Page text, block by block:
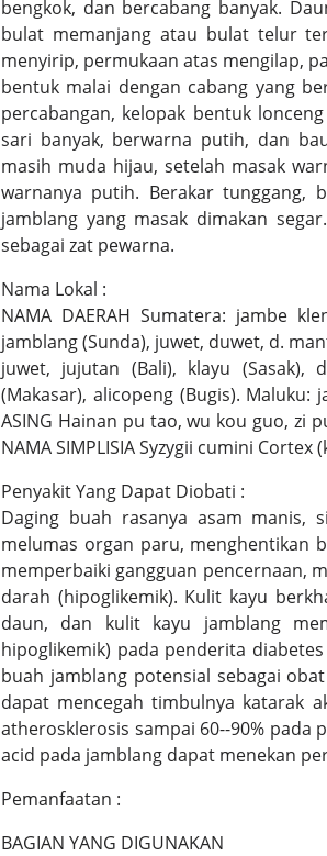
bengkok, dan bercabang banyak.
bulat memanjang atau bulat telur
menyirip, permukaan atas mengilap,
bentuk malai dengan cabang yang
percabangan, kelopak bentuk
sari banyak, berwarna putih, dan
masih muda hijau, setelah masak
warnanya putih. Berakar tunggang,
jamblang yang masak dimakan
sebagai zat pewarna.
Nama Lokal :
NAMA DAERAH Sumatera: jambe
jamblang (Sunda), juwet, duwet, d.
juwet, jujutan (Bali), klayu (Sasak),
(Makasar), alicopeng (Bugis). Maluku:
ASING Hainan pu tao, wu kou guo, zi
NAMA SIMPLISIA Syzygii cumini
Penyakit Yang Dapat Diobati :
Daging buah rasanya asam manis,
melumas organ paru, menghentikan
memperbaiki gangguan pencernaan,
darah (hipoglikemik). Kulit kayu
daun, dan kulit kayu jamblang
hipoglikemik) pada penderita
buah jamblang potensial sebagai
dapat mencegah timbulnya katarak
atherosklerosis sampai 60--90%
acid pada jamblang dapat menekan
Pemanfaatan :
BAGIAN YANG DIGUNAKAN